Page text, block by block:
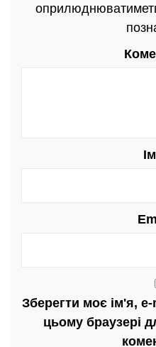
Зберегти моє ім'я,
цьому браузері